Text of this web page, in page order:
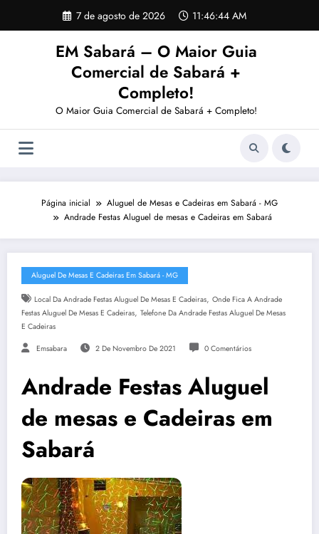
o
7 de agosto de 2026 11:46:45 AM
EM Sabará – O Maior Guia
Comercial de Sabará +
Completo!
O Maior Guia Comercial de Sabará + Completo!
Página inicial
Aluguel de Mesas e Cadeiras em Sabará - MG
Andrade Festas Aluguel de mesas e Cadeiras em Sabará
Aluguel De Mesas E Cadeiras Em Sabará - MG
Local Da Andrade Festas Aluguel De Mesas E Cadeiras, Onde Fica A Andrade
Festas Aluguel De Mesas E Cadeiras, Telefone Da Andrade Festas Aluguel De Mesas
E Cadeiras
Emsabara 2 De Novembro De 2021 0 Comentários
Andrade Festas Aluguel
de mesas e Cadeiras em
Sabará